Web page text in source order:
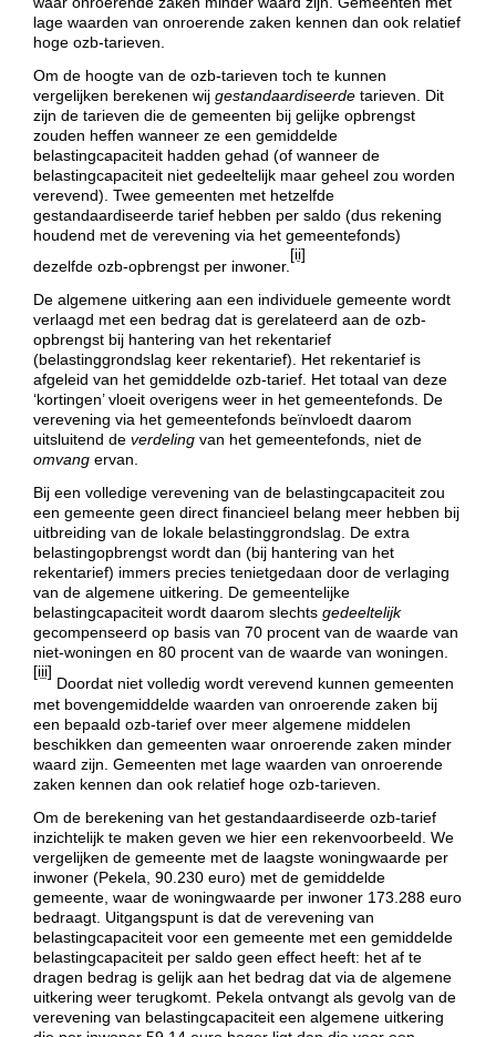
lage waarden van onroerende zaken kennen dan ook relatief
hoge ozb-tarieven.
Om de hoogte van de ozb-tarieven toch te kunnen
vergelijken berekenen wijgestandaardiseerde tarieven. Dit
zijn de tarieven die de gemeenten bij gelijke opbrengst
zouden heffen wanneer ze een gemiddelde
belastingcapaciteit hadden gehad (of wanneer de
belastingcapaciteit niet gedeeltelijk maar geheel zou worden
verevend). Twee gemeenten met hetzelfde
gestandaardiseerde tarief hebben per saldo (dus rekening
houdend met de verevening via het gemeentefonds)
dezelfde ozb-opbrengst per inwoner.
[ii]
De algemene uitkering aan een individuele gemeente wordt
verlaagd met een bedrag dat is gerelateerd aan de ozb-
opbrengst bij hantering van het rekentarief
(belastinggrondslag keer rekentarief). Het rekentarief is
afgeleid van het gemiddelde ozb-tarief. Het totaal van deze
‘kortingen’ vloeit overigens weer in het gemeentefonds. De
verevening via het gemeentefonds beïnvloedt daarom
uitsluitend deverdeling van het gemeentefonds, niet de
omvang ervan.
Bij een volledige verevening van de belastingcapaciteit zou
een gemeente geen direct financieel belang meer hebben bij
uitbreiding van de lokale belastinggrondslag. De extra
belastingopbrengst wordt dan (bij hantering van het
rekentarief) immers precies tenietgedaan door de verlaging
van de algemene uitkering. De gemeentelijke
belastingcapaciteit wordt daarom slechtsgedeeltelijk
gecompenseerd op basis van 70 procent van de waarde van
niet-woningen en 80 procent van de waarde van woningen.
[iii]
Doordat niet volledig wordt verevend kunnen gemeenten
met bovengemiddelde waarden van onroerende zaken bij
een bepaald ozb-tarief over meer algemene middelen
beschikken dan gemeenten waar onroerende zaken minder
waard zijn. Gemeenten met lage waarden van onroerende
zaken kennen dan ook relatief hoge ozb-tarieven.
Om de berekening van het gestandaardiseerde ozb-tarief
inzichtelijk te maken geven we hier een rekenvoorbeeld. We
vergelijken de gemeente met de laagste woningwaarde per
inwoner (Pekela, 90.230 euro) met de gemiddelde
gemeente, waar de woningwaarde per inwoner 173.288 euro
bedraagt. Uitgangspunt is dat de verevening van
belastingcapaciteit voor een gemeente met een gemiddelde
belastingcapaciteit per saldo geen effect heeft: het af te
dragen bedrag is gelijk aan het bedrag dat via de algemene
uitkering weer terugkomt. Pekela ontvangt als gevolg van de
verevening van belastingcapaciteit een algemene uitkering